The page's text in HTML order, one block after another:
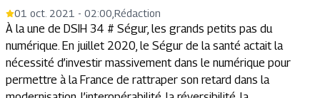
01 oct. 2021 - 02:00 Rédaction
À la une de DSIH 34 # Ségur, les grands petits pas du
numérique. En juillet 2020, le Ségur de la santé actait la
nécessité d’investir massivement dans le numérique pour
permettre à la France de rattraper son retard dans la